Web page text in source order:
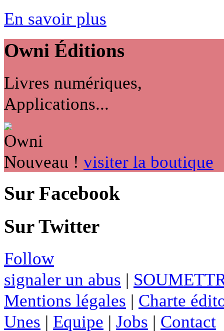
En savoir plus
Owni Éditions
Livres numériques,
Applications...
Nouveau ! visiter la boutique
Sur Facebook
Sur Twitter
Follow
signaler un abus |
Mentions légales | Charte
Unes | Equipe | Jobs | Contact